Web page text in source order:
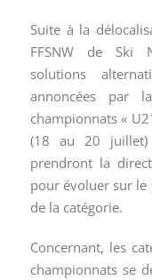
Suite à la
FFSNW de Ski
solutions
annoncées par
championnats «
(18 au 20
prendront la
pour évoluer sur le
de la catégorie.
Concernant, les
championnats se